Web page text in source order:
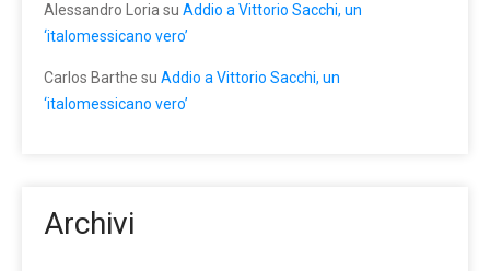
Alessandro Loria su Addio a Vittorio Sacchi, un
‘italomessicano vero’
Carlos Barthe su Addio a Vittorio Sacchi, un
‘italomessicano vero’
Archivi